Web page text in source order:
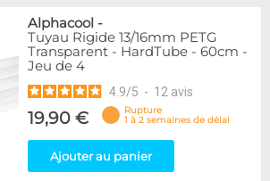
Alphacool -
Tuyau Rigide 13/16mm PETG
Transparent - HardTube - 60cm -
Jeu de 4
4.9/5 - 12 avis
19,90 €
Rupture
1 à 2 semaines de délai
Ajouter au panier